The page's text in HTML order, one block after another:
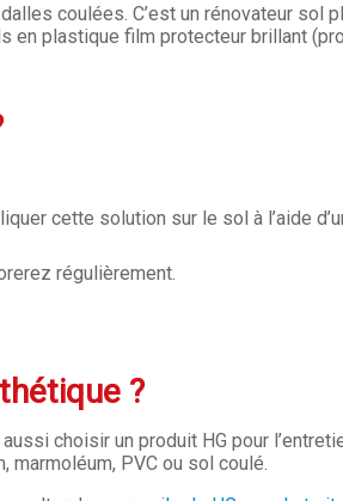
coulées. C’est un rénovateur sol
plastique film protecteur brillant
cette solution sur le sol à l’aide
régulièrement.
?
choisir un produit HG pour
marmoléum, PVC ou sol coulé.